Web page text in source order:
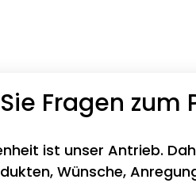
Fragen
ist unser Antrieb.
Wünsche,